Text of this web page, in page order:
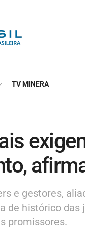
TV MINERA
e gestores,
de histórico das
promissores.